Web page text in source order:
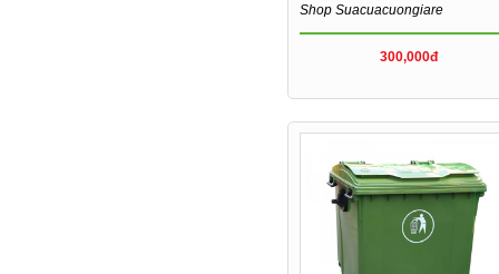
Shop Suacuacuongiare
300,000đ